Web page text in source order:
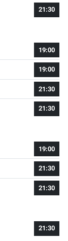
21:30
19:00
19:00
21:30
21:30
19:00
21:30
21:30
21:30